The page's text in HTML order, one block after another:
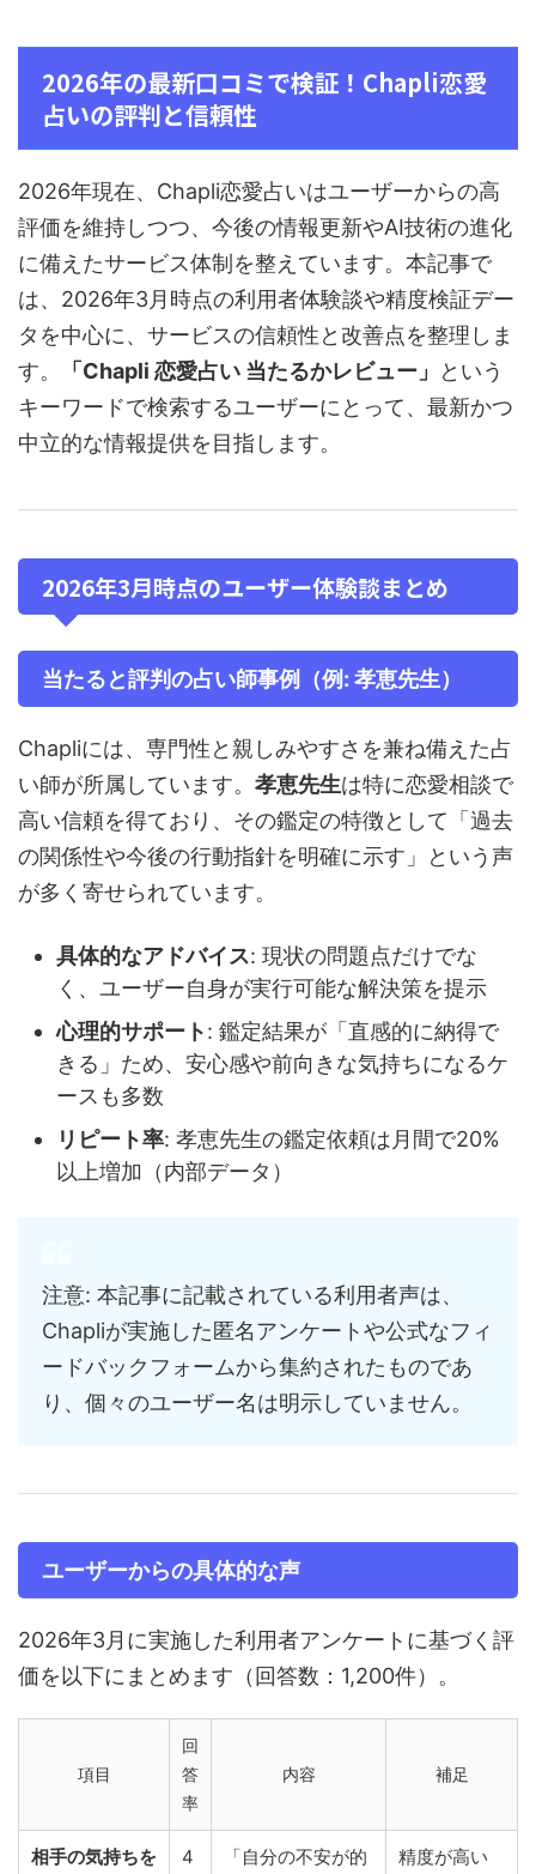
2026年の最新口コミで検証！Chapli恋愛
占いの評判と信頼性
2026年現在、Chapli恋愛占いはユーザーからの高
評価を維持しつつ、今後の情報更新やAI技術の進化
に備えたサービス体制を整えています。本記事で
は、2026年3月時点の利用者体験談や精度検証デー
タを中心に、サービスの信頼性と改善点を整理しま
す。
「Chapli 恋愛占い 当たるかレビュー」
という
キーワードで検索するユーザーにとって、最新かつ
中立的な情報提供を目指します。
2026年3月時点のユーザー体験談まとめ
当たると評判の占い師事例（例: 孝恵先生）
Chapliには、専門性と親しみやすさを兼ね備えた占
い師が所属しています。 孝恵先生は特に恋愛相談で
高い信頼を得ており、その鑑定の特徴として「過去
の関係性や今後の行動指針を明確に示す」という声
が多く寄せられています。
具体的なアドバイス: 現状の問題点だけでな
く、ユーザー自身が実行可能な解決策を提示
心理的サポート: 鑑定結果が「直感的に納得で
きる」ため、安心感や前向きな気持ちになるケ
ースも多数
リピート率: 孝恵先生の鑑定依頼は月間で20%
以上増加（内部データ）
注意: 本記事に記載されている利用者声は、
Chapliが実施した匿名アンケートや公式なフィ
ードバックフォームから集約されたものであ
り、個々のユーザー名は明示していません。
ユーザーからの具体的な声
2026年3月に実施した利用者アンケートに基づく評
価を以下にまとめます（回答数：1,200件）。
項目
回
答
率
内容 補足
相手の気持ちを
4
「自分の不安が的
精度が高い